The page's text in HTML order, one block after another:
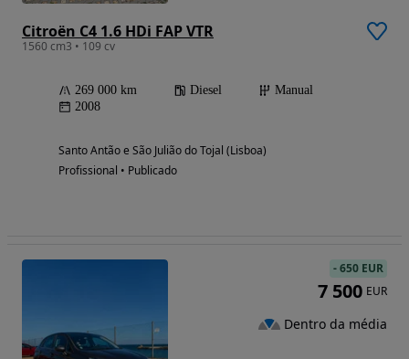
Citroën C4 1.6 HDi FAP VTR
1560 cm3 • 109 cv
269 000 km Diesel
Manual
2008
Santo Antão e São Julião do Tojal (Lisboa)
Profissional • Publicado
-650 EUR
7 500 EUR
Dentro da média